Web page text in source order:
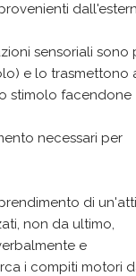
sensoriali sono
e lo trasmettono
stimolo facendone
necessari per
di
non da ultimo,
e
i compiti motori